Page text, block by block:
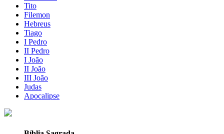
Tito
Filemon
Hebreus
Tiago
I Pedro
II Pedro
I João
II João
III João
Judas
Apocalipse